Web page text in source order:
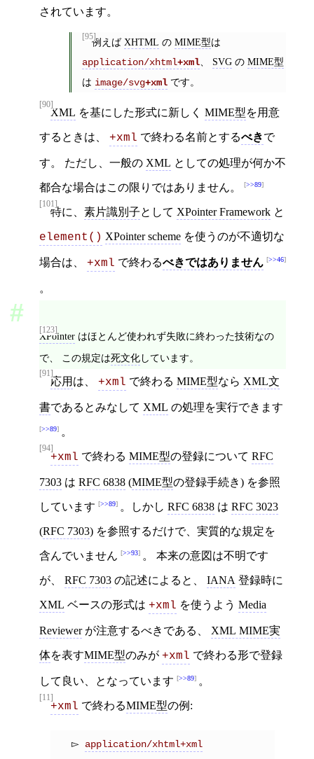
されています。
[95]例えばXHTML の MIME型は
application/xhtml+xml、 SVGの MIME型
は image/svg+xmlです。
[90]
XML を基にした形式に新しく MIME型を用意
するときは、 +xml で終わる名前とするべきで
す。 ただし、一般の XML としての処理が何か不
都合な場合はこの限りではありません。 >>89
[101]
特に、 素片識別子として XPointer Framework と
element() XPointer scheme を使うのが不適切な
場合は、 +xml で終わるべきではありません >>46
。
[123]
XPointer はほとんど使われず失敗に終わった技術なの
で、 この規定は死文化しています。
[91]
応用 は、 +xml で終わる MIME型なら XML文
書であるとみなして XML の処理を実行できます
>>89 。
[94]
+xml で終わる MIME型の登録について RFC
7303 は RFC 6838 (MIME型の登録手続き) を参照
しています >>89 。しかし RFC 6838 は RFC 3023
(RFC 7303) を参照するだけで、実質的な規定を
含んでいません >>93 。 本来の意図は不明です
が、 RFC 7303 の記述によると、 IANA 登録時に
XML ベースの形式は +xml を使うよう Media
Reviewerが注意するべきである、 XML MIME実
体を表すMIME型のみが +xml で終わる形で登録
して良い、となっています >>89 。
[11]
+xml で終わるMIME型の例:
application/xhtml+xml